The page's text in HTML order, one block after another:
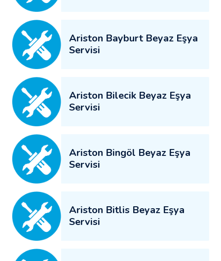
Ariston Bayburt Beyaz Eşya
Servisi
Ariston Bilecik Beyaz Eşya
Servisi
Ariston Bingöl Beyaz Eşya
Servisi
Ariston Bitlis Beyaz Eşya
Servisi